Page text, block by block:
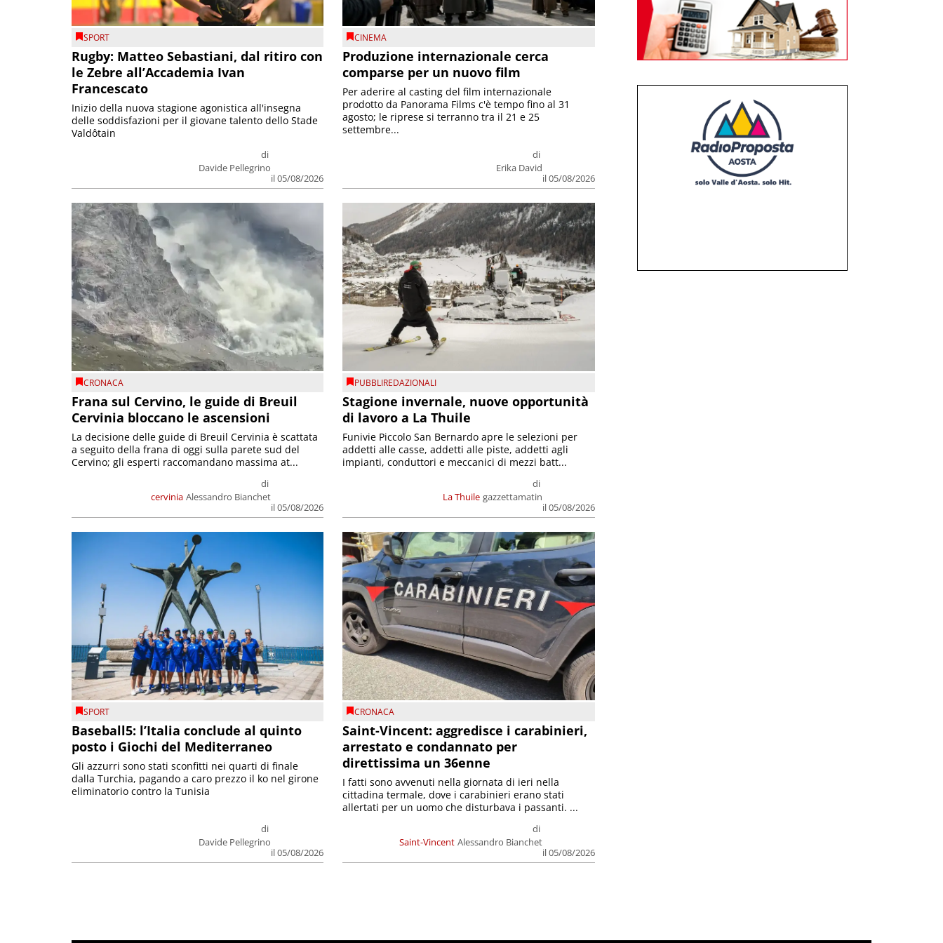
SPORT
Rugby: Matteo Sebastiani, dal ritiro con
le Zebre all’Accademia Ivan
Francescato
di
Davide Pellegrino
il 05/08/2026
Inizio della nuova stagione agonistica all'insegna
delle soddisfazioni per il giovane talento dello Stade
Valdôtain
CINEMA
Produzione internazionale cerca
comparse per un nuovo film
di
Erika David
il 05/08/2026
Per aderire al casting del film internazionale
prodotto da Panorama Films c'è tempo fino al 31
agosto; le riprese si terranno tra il 21 e 25
settembre...
CRONACA
Frana sul Cervino, le guide di Breuil
Cervinia bloccano le ascensioni
cervinia
di
Alessandro Bianchet
il 05/08/2026
La decisione delle guide di Breuil Cervinia è scattata
a seguito della frana di oggi sulla parete sud del
Cervino; gli esperti raccomandano massima at...
PUBBLIREDAZIONALI
Stagione invernale, nuove opportunità
di lavoro a La Thuile
La Thuile
di
gazzettamatin
il 05/08/2026
Funivie Piccolo San Bernardo apre le selezioni per
addetti alle casse, addetti alle piste, addetti agli
impianti, conduttori e meccanici di mezzi batt...
SPORT
Baseball5: l’Italia conclude al quinto
posto i Giochi del Mediterraneo
di
Davide Pellegrino
il 05/08/2026
Gli azzurri sono stati sconfitti nei quarti di finale
dalla Turchia, pagando a caro prezzo il ko nel girone
eliminatorio contro la Tunisia
CRONACA
Saint-Vincent: aggredisce i carabinieri,
arrestato e condannato per
direttissima un 36enne
Saint-Vincent
di
Alessandro Bianchet
il 05/08/2026
I fatti sono avvenuti nella giornata di ieri nella
cittadina termale, dove i carabinieri erano stati
allertati per un uomo che disturbava i passanti. ...